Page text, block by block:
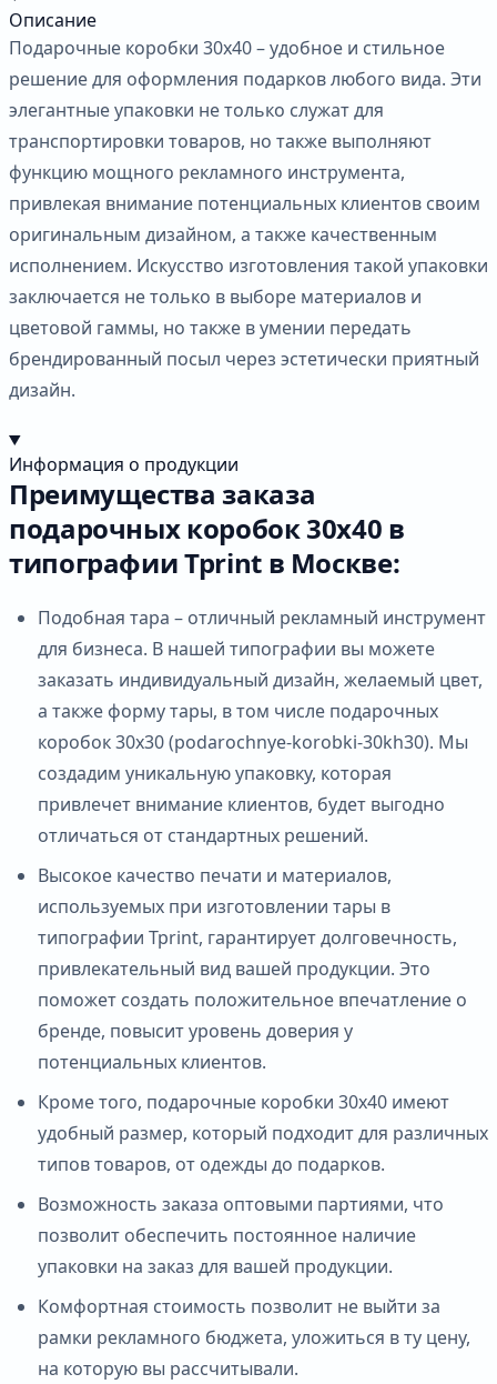
Описание
Подарочные коробки 30х40 – удобное и стильное
решение для оформления подарков любого вида. Эти
элегантные упаковки не только служат для
транспортировки товаров, но также выполняют
функцию мощного рекламного инструмента,
привлекая внимание потенциальных клиентов своим
оригинальным дизайном, а также качественным
исполнением. Искусство изготовления такой упаковки
заключается не только в выборе материалов и
цветовой гаммы, но также в умении передать
брендированный посыл через эстетически приятный
дизайн.
Информация о продукции
Преимущества заказа
подарочных коробок 30х40 в
типографии Tprint в Москве:
Подобная тара – отличный рекламный инструмент
для бизнеса. В нашей типографии вы можете
заказать индивидуальный дизайн, желаемый цвет,
а также форму тары, в том числе подарочных
коробок 30х30 (podarochnye-korobki-30kh30). Мы
создадим уникальную упаковку, которая
привлечет внимание клиентов, будет выгодно
отличаться от стандартных решений.
Высокое качество печати и материалов,
используемых при изготовлении тары в
типографии Tprint, гарантирует долговечность,
привлекательный вид вашей продукции. Это
поможет создать положительное впечатление о
бренде, повысит уровень доверия у
потенциальных клиентов.
Кроме того, подарочные коробки 30х40 имеют
удобный размер, который подходит для различных
типов товаров, от одежды до подарков.
Возможность заказа оптовыми партиями, что
позволит обеспечить постоянное наличие
упаковки на заказ для вашей продукции.
Комфортная стоимость позволит не выйти за
рамки рекламного бюджета, уложиться в ту цену,
на которую вы рассчитывали.